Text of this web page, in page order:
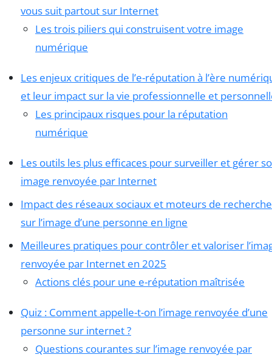
vous suit partout sur Internet
Les trois piliers qui construisent votre image
numérique
Les enjeux critiques de l’e-réputation à l’ère
et leur impact sur la vie professionnelle et
Les principaux risques pour la réputation
numérique
Les outils les plus efficaces pour surveiller et gérer
image renvoyée par Internet
Impact des réseaux sociaux et moteurs de recherche
sur l’image d’une personne en ligne
Meilleures pratiques pour contrôler et valoriser
renvoyée par Internet en 2025
Actions clés pour une e-réputation maîtrisée
Quiz : Comment appelle-t-on l’image renvoyée d’une
personne sur internet ?
Questions courantes sur l’image renvoyée par